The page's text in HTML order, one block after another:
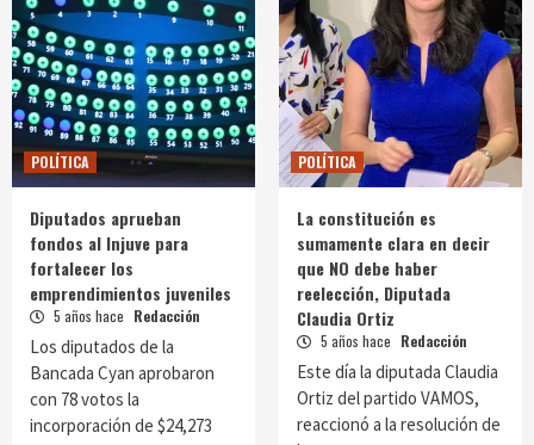
POLÍTICA
Diputados aprueban
fondos al Injuve para
fortalecer los
emprendimientos juveniles
5 años hace Redacción
Los diputados de la
Bancada Cyan aprobaron
con 78 votos la
incorporación de $24,273
POLÍTICA
La constitución es
sumamente clara en decir
que NO debe haber
reelección, Diputada
Claudia Ortiz
5 años hace Redacción
Este día la diputada Claudia
Ortiz del partido VAMOS,
reaccionó a la resolución de